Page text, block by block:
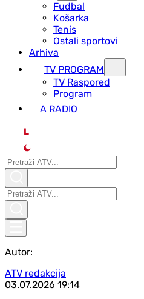
Fudbal
Košarka
Tenis
Ostali sportovi
Arhiva
TV PROGRAM
ТV Raspored
Program
A RADIO
L
Autor:
ATV redakcija
03.07.2026 19:14